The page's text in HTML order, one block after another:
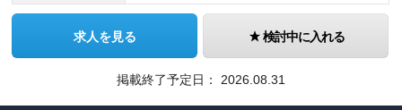
求人を見る 検討中に入れる
掲載終了予定日： 2026.08.31